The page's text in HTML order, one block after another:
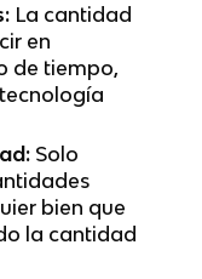
La cantidad
en
de tiempo,
Solo
bien que
la cantidad